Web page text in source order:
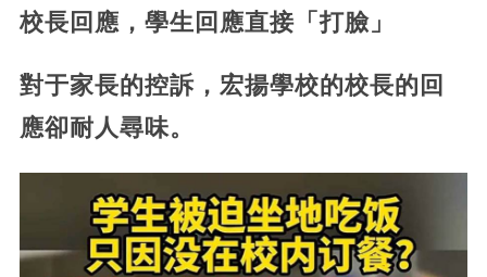
校長回應，學生回應直接「打臉」
對于家長的控訴，宏揚學校的校長的回
應卻耐人尋味。